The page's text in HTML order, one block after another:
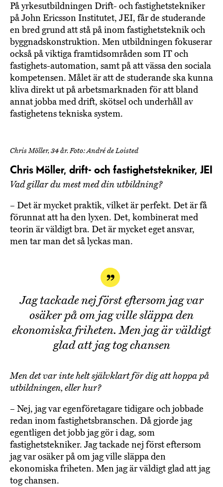
På yrkesutbildningen Drift- och fastighetstekniker
på John Ericsson Institutet, JEI, får de studerande
en bred grund att stå på inom fastighetsteknik och
byggnadskonstruktion. Men utbildningen fokuserar
också på viktiga framtidsområden som IT och
fastighets-automation, samt på att vässa den sociala
kompetensen. Målet är att de studerande ska kunna
kliva direkt ut på arbetsmarknaden för att bland
annat jobba med drift, skötsel och underhåll av
fastighetens tekniska system.
Chris Möller, 34 år. Foto: André de Loisted
Chris Möller, drift- och fastighetstekniker, JEI
Vad gillar du mest med din utbildning?
– Det är mycket praktik, vilket är perfekt. Det är få
förunnat att ha den lyxen. Det, kombinerat med
teorin är väldigt bra. Det är mycket eget ansvar,
men tar man det så lyckas man.
Jag tackade nej först eftersom jag var
osäker på om jag ville släppa den
ekonomiska friheten. Men jag är väldigt
glad att jag tog chansen
Men det var inte helt självklart för dig att hoppa på
utbildningen, eller hur?
– Nej, jag var egenföretagare tidigare och jobbade
redan inom fastighetsbranschen. Då gjorde jag
egentligen det jobb jag gör i dag, som
fastighetstekniker. Jag tackade nej först eftersom
jag var osäker på om jag ville släppa den
ekonomiska friheten. Men jag är väldigt glad att jag
tog chansen.